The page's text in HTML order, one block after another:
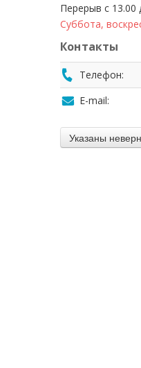
Перерыв с 13.00
Суббота,
Контакты
Телефон:
E-mail: